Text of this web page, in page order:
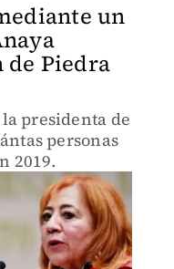
un
de Piedra
presidenta de
personas
2019.